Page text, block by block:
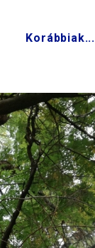
Korábbiak...